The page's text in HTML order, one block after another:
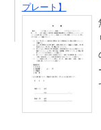
プレート】